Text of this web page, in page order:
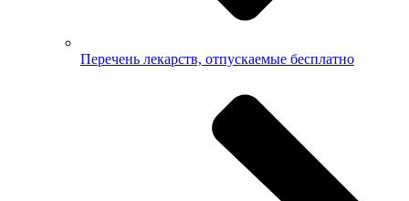
Перечень лекарств, отпускаемые бесплатно